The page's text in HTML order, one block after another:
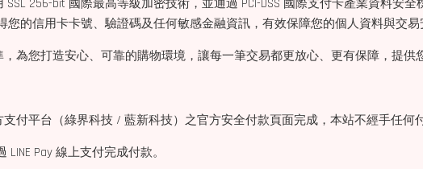
256-bit 國際最高等級加密技術，並通過 PCI-DSS 國際支付卡產業資料安
您的信用卡卡號、驗證碼及任何敏感金融資訊，有效保障您的個人資料與交易
為您打造安心、可靠的購物環境，讓每一筆交易都更放心、更有保障，提供
支付平台（綠界科技 / 藍新科技）之官方安全付款頁面完成，本站不經手任何
LINE Pay 線上支付完成付款。